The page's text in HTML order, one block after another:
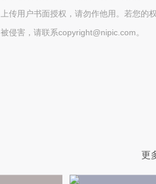
上传用户书面授权，请勿作他用。若您的
被侵害，请联系copyright@nipic.com。
更